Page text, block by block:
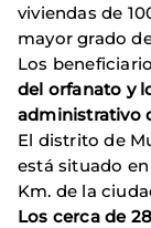
viviendas de
mayor grado
Los
del orfanato y
administrativo
El distrito de
está situado
Km. de la
Los cerca de